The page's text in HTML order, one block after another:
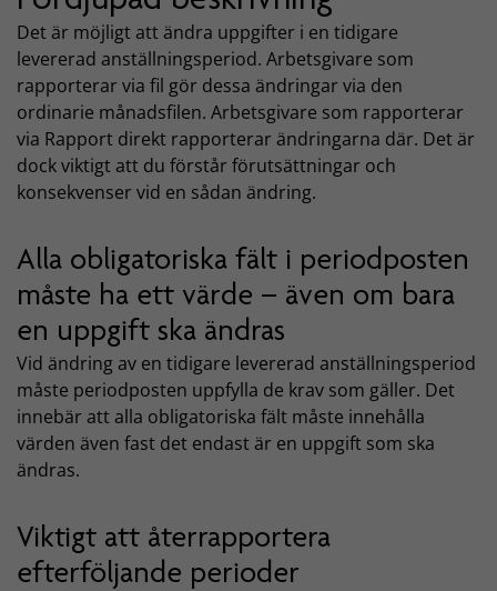
Det är möjligt att ändra uppgifter i en tidigare
levererad anställningsperiod. Arbetsgivare som
rapporterar via fil gör dessa ändringar via den
ordinarie månadsfilen. Arbetsgivare som rapporterar
via Rapport direkt rapporterar ändringarna där. Det är
dock viktigt att du förstår förutsättningar och
konsekvenser vid en sådan ändring.
Alla obligatoriska fält i periodposten
måste ha ett värde – även om bara
en uppgift ska ändras
Vid ändring av en tidigare levererad anställningsperiod
måste periodposten uppfylla de krav som gäller. Det
innebär att alla obligatoriska fält måste innehålla
värden även fast det endast är en uppgift som ska
ändras.
Viktigt att återrapportera
efterföljande perioder